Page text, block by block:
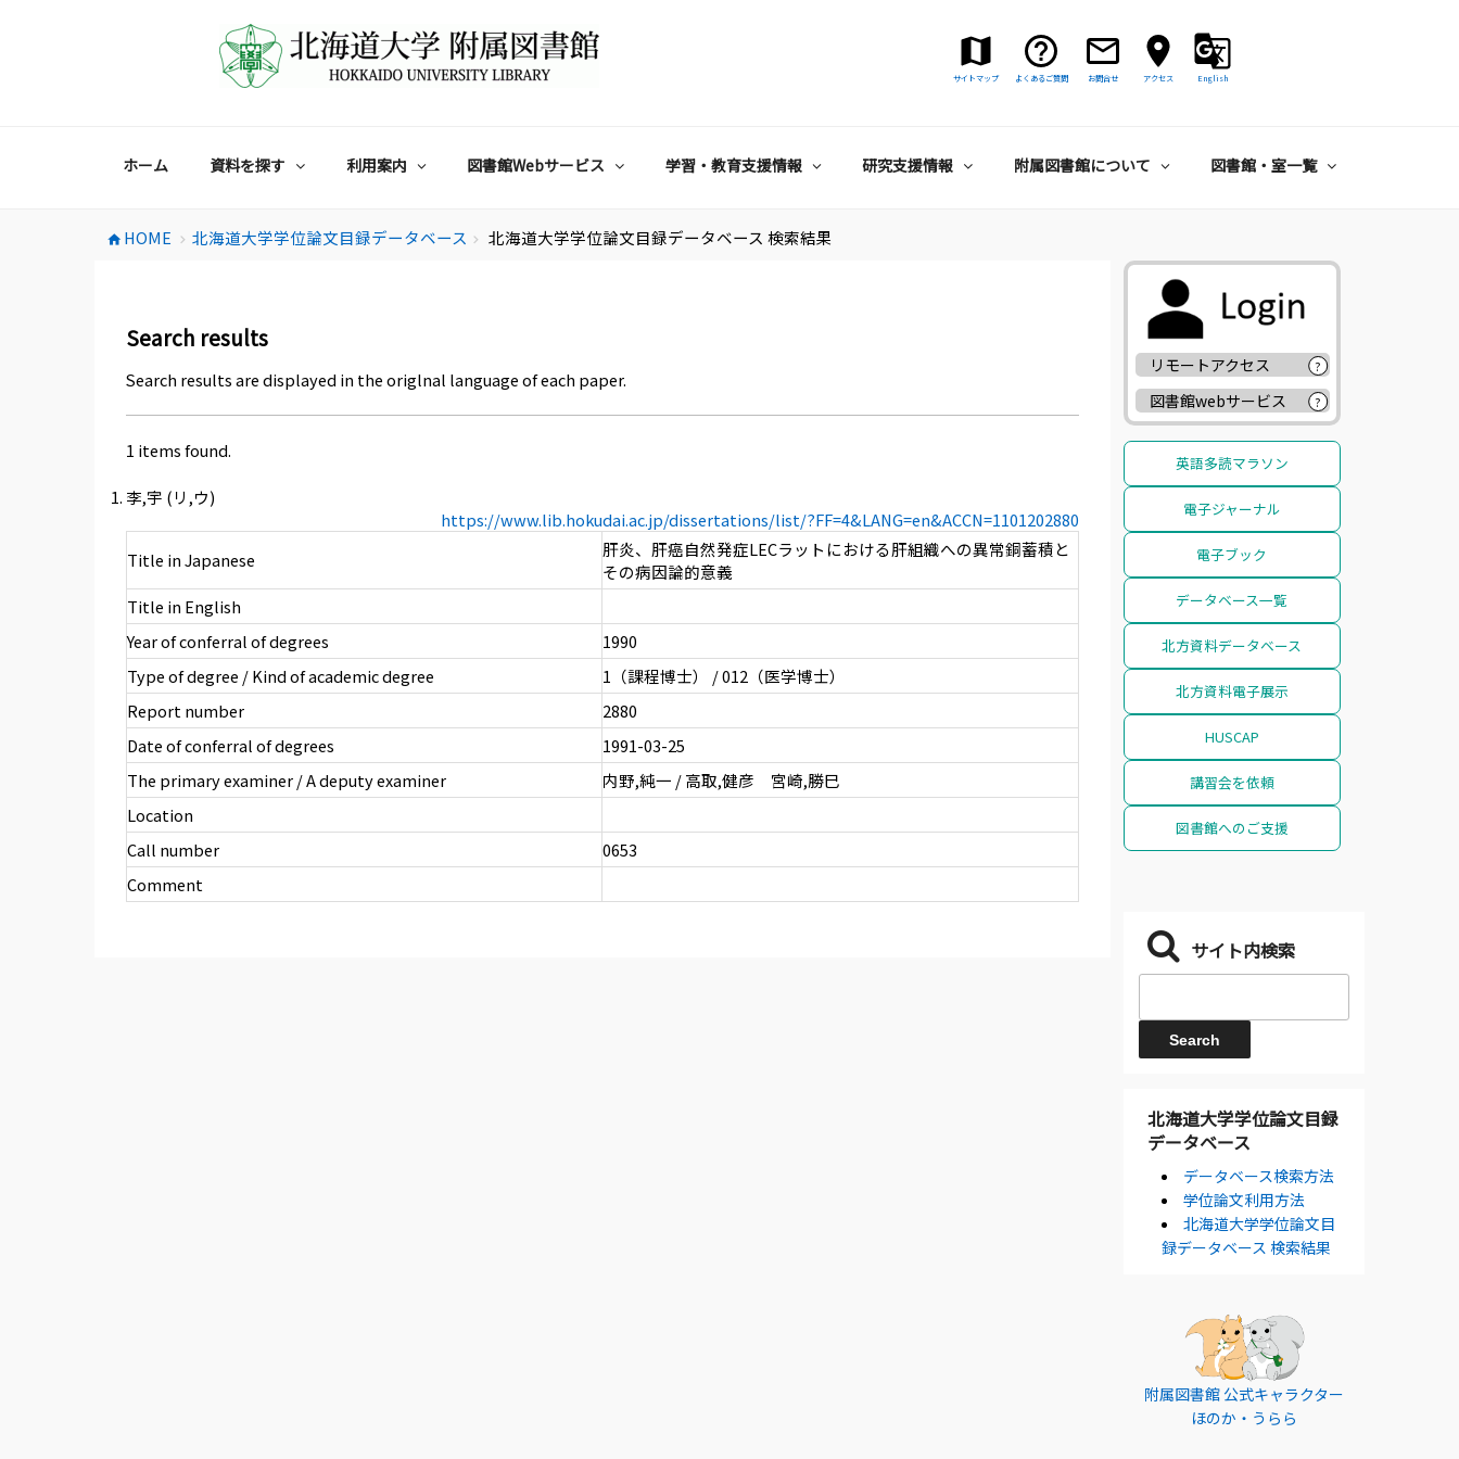
サイトマップ よくあるご質問 お問合せ アクセス English
ホーム 資料を探す 利用案内 図書館Webサービス 学習・教育支援情報 研究支援情報 附属図書館について 図書館・室一覧
home HOME chevron_right 北海道大学学位論文目録データベース chevron_right 北海道大学学位論文目録データベース 検索結果
Search results
Search results are displayed in the origlnal language of each paper.
1 items found.
李,宇 (リ,ウ)
https://www.lib.hokudai.ac.jp/dissertations/list/?FF=4&LANG=en&ACCN=1101202880
Title in Japanese
肝炎、肝癌自然発症LECラットにおける肝組織への異常銅蓄積と
その病因論的意義
Title in English
Year of conferral of degrees
1990
Type of degree / Kind of academic degree
1（課程博士） / 012（医学博士）
Report number
2880
Date of conferral of degrees
1991-03-25
The primary examiner / A deputy examiner
内野,純一 / 高取,健彦 宮崎,勝巳
Location
Call number
0653
Comment
リモートアクセス ?
図書館webサービス ?
英語多読マラソン
電子ジャーナル
電子ブック
データベース一覧
北方資料データベース
北方資料電子展示
HUSCAP
講習会を依頼
図書館へのご支援
サイト内検索
北海道大学学位論文目録
データベース
データベース検索方法
学位論文利用方法
北海道大学学位論文目
録データベース 検索結果
附属図書館 公式キャラクター
ほのか・うらら